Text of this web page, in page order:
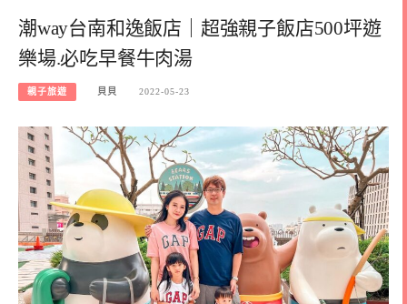
潮way台南和逸飯店｜超強親子飯店500坪遊
樂場.必吃早餐牛肉湯
親子旅遊 貝貝 2022-05-23